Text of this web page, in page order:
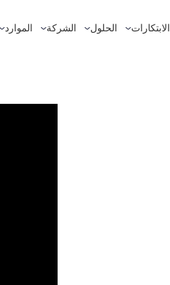
الابتكارات الحلول الشركة الموارد